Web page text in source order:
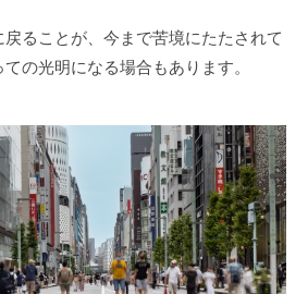
ることが、今まで苦境にたたされて
の光明になる場合もあります。